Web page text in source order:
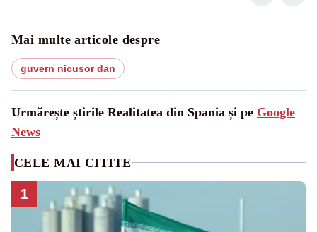
Mai multe articole despre
guvern nicusor dan
Urmărește știrile Realitatea din Spania și pe Google
News
CELE MAI CITITE
1